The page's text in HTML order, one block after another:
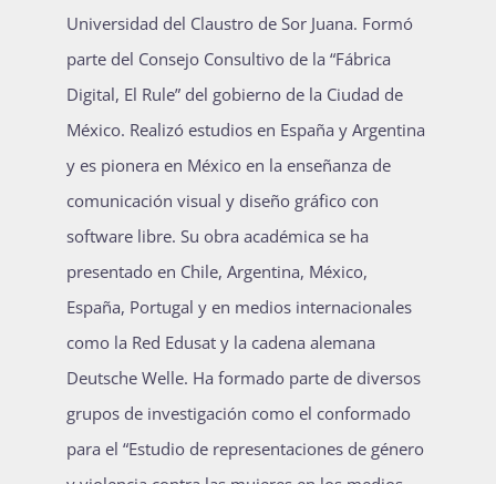
Universidad del Claustro de Sor Juana. Formó
parte del Consejo Consultivo de la “Fábrica
Digital, El Rule” del gobierno de la Ciudad de
México. Realizó estudios en España y Argentina
y es pionera en México en la enseñanza de
comunicación visual y diseño gráfico con
software libre. Su obra académica se ha
presentado en Chile, Argentina, México,
España, Portugal y en medios internacionales
como la Red Edusat y la cadena alemana
Deutsche Welle. Ha formado parte de diversos
grupos de investigación como el conformado
para el “Estudio de representaciones de género